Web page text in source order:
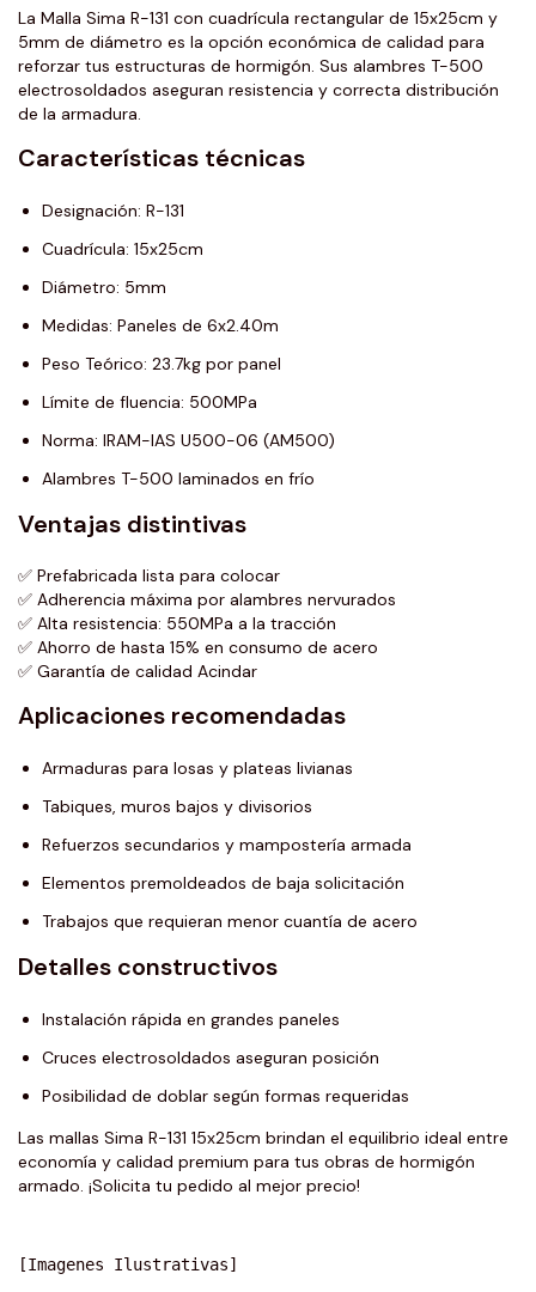
La Malla Sima R-131 con cuadrícula rectangular de 15x25cm y
5mm de diámetro es la opción económica de calidad para
reforzar tus estructuras de hormigón. Sus alambres T-500
electrosoldados aseguran resistencia y correcta distribución
de la armadura.
Características técnicas
Designación: R-131
Cuadrícula: 15x25cm
Diámetro: 5mm
Medidas: Paneles de 6x2.40m
Peso Teórico: 23.7kg por panel
Límite de fluencia: 500MPa
Norma: IRAM-IAS U500-06 (AM500)
Alambres T-500 laminados en frío
Ventajas distintivas
✅ Prefabricada lista para colocar
✅ Adherencia máxima por alambres nervurados
✅ Alta resistencia: 550MPa a la tracción
✅ Ahorro de hasta 15% en consumo de acero
✅ Garantía de calidad Acindar
Aplicaciones recomendadas
Armaduras para losas y plateas livianas
Tabiques, muros bajos y divisorios
Refuerzos secundarios y mampostería armada
Elementos premoldeados de baja solicitación
Trabajos que requieran menor cuantía de acero
Detalles constructivos
Instalación rápida en grandes paneles
Cruces electrosoldados aseguran posición
Posibilidad de doblar según formas requeridas
Las mallas Sima R-131 15x25cm brindan el equilibrio ideal entre
economía y calidad premium para tus obras de hormigón
armado. ¡Solicita tu pedido al mejor precio!
[Imagenes Ilustrativas]